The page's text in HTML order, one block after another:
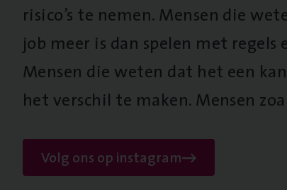
risico’s te nemen. Mensen die
job meer is dan spelen met regels
Mensen die weten dat het een
het verschil te maken. Mensen
Volg ons op instagram